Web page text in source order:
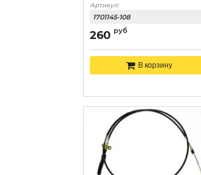
Артикул:
1701145-108
260 руб
В корзину